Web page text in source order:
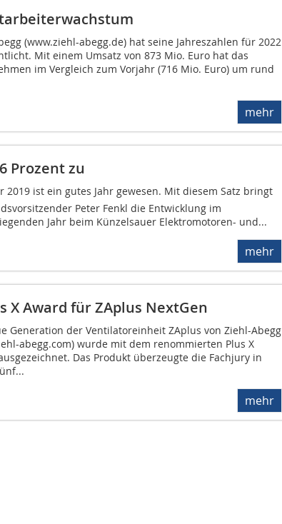
(www.ziehl-abegg.de) hat seine Jahreszahlen für 2022
Mit einem Umsatz von 873 Mio. Euro hat das
im Vergleich zum Vorjahr (716 Mio. Euro) um rund
mehr
Prozent zu
2019 ist ein gutes Jahr gewesen. Mit diesem Satz bringt
Peter Fenkl die Entwicklung im
Jahr beim Künzelsauer Elektromotoren- und...
mehr
X Award für ZAplus NextGen
Generation der Ventilatoreinheit ZAplus von Ziehl-Abegg
abegg.com) wurde mit dem renommierten Plus X
Das Produkt überzeugte die Fachjury in
mehr